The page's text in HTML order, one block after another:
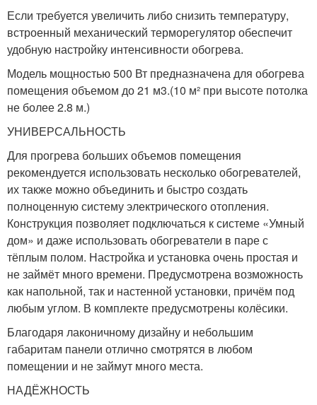
Если требуется увеличить либо снизить температуру,
встроенный механический терморегулятор обеспечит
удобную настройку интенсивности обогрева.
Модель мощностью 500 Вт предназначена для обогрева
помещения объемом до 21 м3.(10 м² при высоте потолка
не более 2.8 м.)
УНИВЕРСАЛЬНОСТЬ
Для прогрева больших объемов помещения
рекомендуется использовать несколько обогревателей,
их также можно объединить и быстро создать
полноценную систему электрического отопления.
Конструкция позволяет подключаться к системе «Умный
дом» и даже использовать обогреватели в паре с
тёплым полом. Настройка и установка очень простая и
не займёт много времени. Предусмотрена возможность
как напольной, так и настенной установки, причём под
любым углом. В комплекте предусмотрены колёсики.
Благодаря лаконичному дизайну и небольшим
габаритам панели отлично смотрятся в любом
помещении и не займут много места.
НАДЁЖНОСТЬ